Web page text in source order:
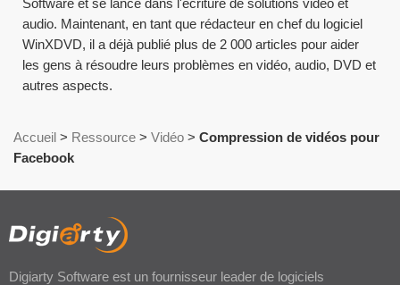
audio. Maintenant, en tant que rédacteur en chef du logiciel
WinXDVD, il a déjà publié plus de 2 000 articles pour aider
les gens à résoudre leurs problèmes en vidéo, audio, DVD et
autres aspects.
Accueil > Ressource > Vidéo > Compression de vidéos pour
Facebook
Digiarty Software est un fournisseur leader de logiciels